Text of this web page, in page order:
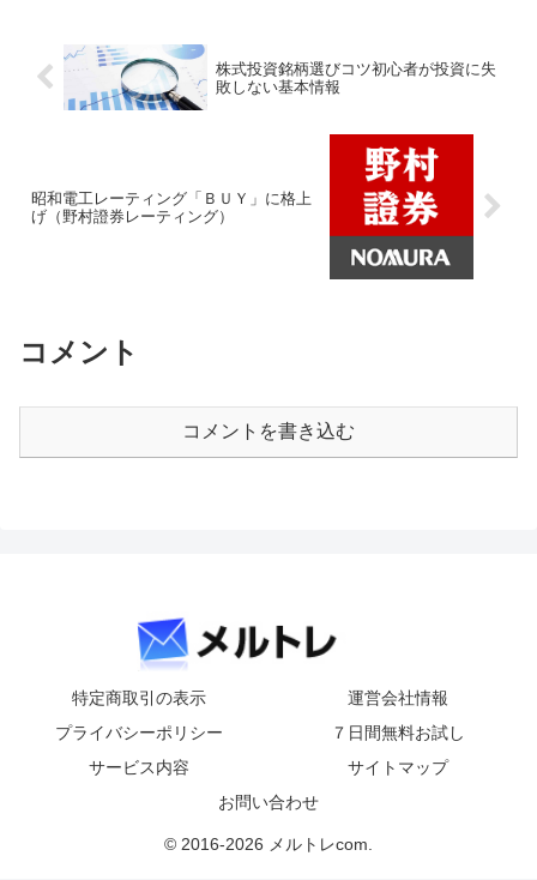
株式投資銘柄選びコツ初心者が投資に失
敗しない基本情報
昭和電工レーティング「ＢＵＹ」に格上
げ（野村證券レーティング）
コメント
コメントを書き込む
特定商取引の表示
運営会社情報
プライバシーポリシー
７日間無料お試し
サービス内容
サイトマップ
お問い合わせ
© 2016-2026 メルトレcom.